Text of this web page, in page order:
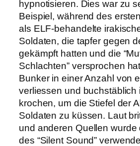
hypnotisieren. Dies war zu
Beispiel, während des
als ELF-behandelte
Soldaten, die tapfer gegen
gekämpft hatten und die
Schlachten” versprochen
Bunker in einer Anzahl von
verliessen und buchstäblich
krochen, um die Stiefel der
Soldaten zu küssen. Laut
und anderen Quellen wurde
des “Silent Sound”